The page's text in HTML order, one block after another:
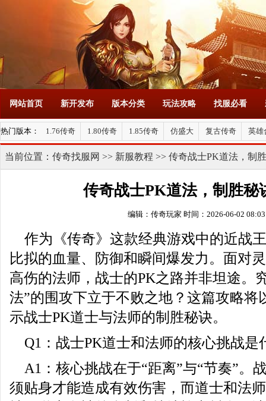
网站首页 新开发布 版本分类 玩法攻略 找服必看
热门版本： 1.76传奇 1.80传奇 1.85传奇 仿盛大 复古传奇 英雄
当前位置： 传奇找服网 >> 新服教程 >> 传奇战士PK道法，制
传奇战士PK道法，制胜秘
编辑：传奇玩家 时间：2026-06-02
作为《传奇》这款经典游戏中的近战
比拟的血量、防御和瞬间爆发力。面对
高伤的法师，战士的PK之路并非坦途。
法”的围攻下立于不败之地？这篇攻略将
示战士PK道士与法师的制胜秘诀。
Q1：战士PK道士和法师的核心挑战是
A1：核心挑战在于“距离”与“节奏”。
须贴身才能造成有效伤害，而道士和法